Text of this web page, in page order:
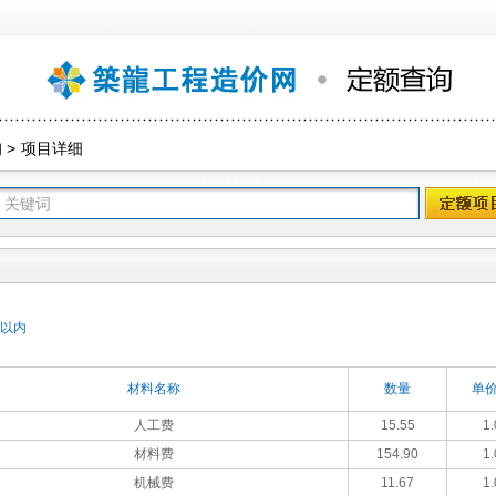
> 项目详细
内
材料名称 数量 单
人工费 15.55
材料费
154.90
机械费
11.67